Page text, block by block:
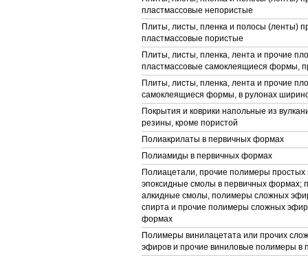
пластмассовые непористые
Плиты, листы, пленка и полосы (ленты)
пластмассовые пористые
Плиты, листы, пленка, лента и прочие
пластмассовые самоклеящиеся формы,
Плиты, листы, пленка, лента и прочие
самоклеящиеся формы, в рулонах
Покрытия и коврики напольные из
резины, кроме пористой
Полиакрилаты в первичных формах
Полиамиды в первичных формах
Полиацетали, прочие полимеры простых
эпоксидные смолы в первичных формах;
алкидные смолы, полимеры сложных
спирта и прочие полимеры сложных
формах
Полимеры винилацетата или прочих
эфиров и прочие виниловые полимеры в